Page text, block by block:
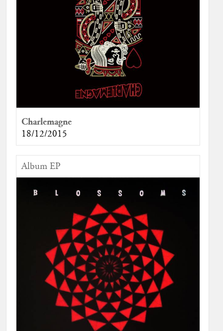
Charlemagne
18/12/2015
Album EP